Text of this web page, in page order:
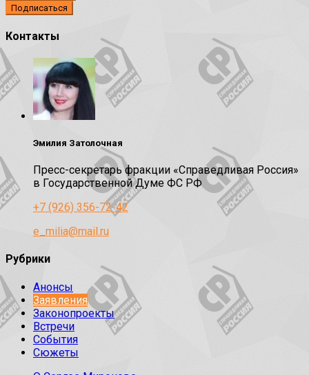
Контакты
Эмилия Затолочная
Пресс-секретарь фракции «Справедливая Россия»
в Государственной Думе ФС РФ
+7 (926) 356-72-42
e_milia@mail.ru
Рубрики
Анонсы
Заявления
Законопроекты
Встречи
События
Сюжеты